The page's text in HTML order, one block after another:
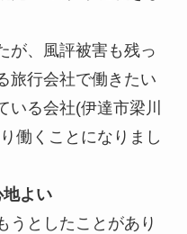
、 風評被害も残っ
旅行会社で働きたい
いる会社(伊達市梁川
働くことになりまし
よい
うとしたことがあり